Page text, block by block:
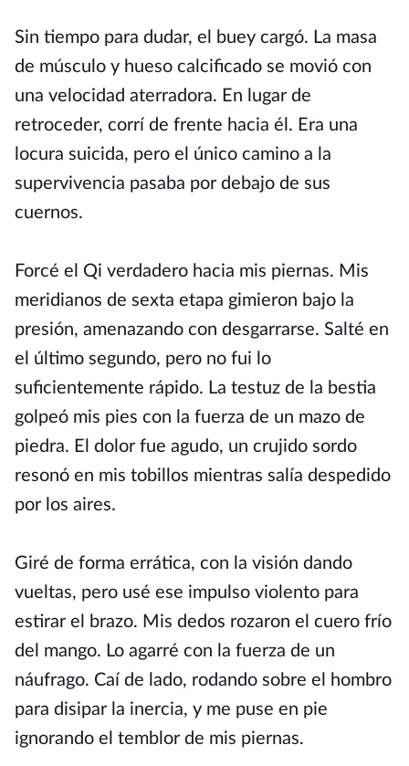
Sin tiempo para dudar, el buey cargó. La masa
de músculo y hueso calcificado se movió con
una velocidad aterradora. En lugar de
retroceder, corrí de frente hacia él. Era una
locura suicida, pero el único camino a la
supervivencia pasaba por debajo de sus
cuernos.
Forcé el Qi verdadero hacia mis piernas. Mis
meridianos de sexta etapa gimieron bajo la
presión, amenazando con desgarrarse. Salté en
el último segundo, pero no fui lo
suficientemente rápido. La testuz de la bestia
golpeó mis pies con la fuerza de un mazo de
piedra. El dolor fue agudo, un crujido sordo
resonó en mis tobillos mientras salía despedido
por los aires.
Giré de forma errática, con la visión dando
vueltas, pero usé ese impulso violento para
estirar el brazo. Mis dedos rozaron el cuero frío
del mango. Lo agarré con la fuerza de un
náufrago. Caí de lado, rodando sobre el hombro
para disipar la inercia, y me puse en pie
ignorando el temblor de mis piernas.